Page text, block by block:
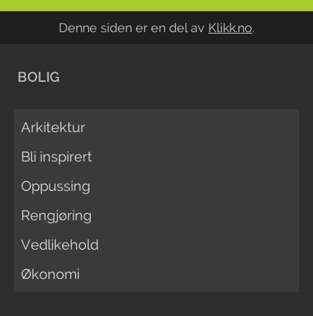
Denne siden er en del av Klikk.no.
BOLIG
Arkitektur
Bli inspirert
Oppussing
Rengjøring
Vedlikehold
Økonomi